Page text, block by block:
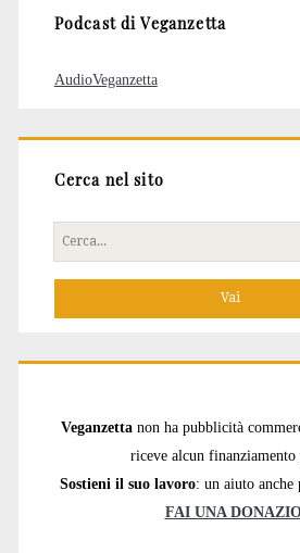
Podcast di Veganzetta
AudioVeganzetta
Cerca nel sito
Cerca
per:
Veganzetta non ha pubblicità
riceve alcun finanziamento
Sostieni il suo lavoro: un aiuto anche
FAI UNA